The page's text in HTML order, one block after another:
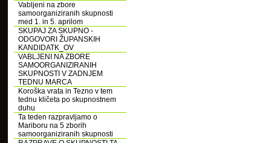
Vabljeni na zbore
samoorganiziranih skupnosti
med 1. in 5. aprilom
SKUPAJ ZA SKUPNO -
ODGOVORI ŽUPANSKIH
KANDIDATK_OV
VABLJENI NA ZBORE
SAMOORGANIZIRANIH
SKUPNOSTI V ZADNJEM
TEDNU MARCA
Koroška vrata in Tezno v tem
tednu kličeta po skupnostnem
duhu
Ta teden razpravljamo o
Mariboru na 5 zborih
samoorganiziranih skupnosti